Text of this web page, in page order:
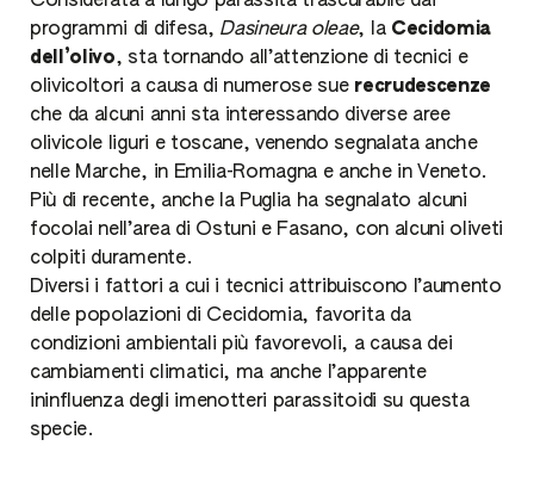
programmi di difesa, Dasineura oleae, la Cecidomia
dell’olivo, sta tornando all’attenzione di tecnici e
olivicoltori a causa di numerose sue recrudescenze
che da alcuni anni sta interessando diverse aree
olivicole liguri e toscane, venendo segnalata anche
nelle Marche, in Emilia-Romagna e anche in Veneto.
Più di recente, anche la Puglia ha segnalato alcuni
focolai nell’area di Ostuni e Fasano, con alcuni oliveti
colpiti duramente.
Diversi i fattori a cui i tecnici attribuiscono l’aumento
delle popolazioni di Cecidomia, favorita da
condizioni ambientali più favorevoli, a causa dei
cambiamenti climatici, ma anche l’apparente
ininfluenza degli imenotteri parassitoidi su questa
specie.